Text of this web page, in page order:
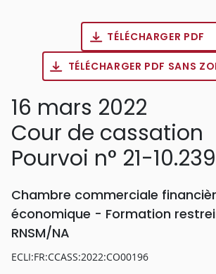
TÉLÉCHARGER PDF
TÉLÉCHARGER PDF SANS
16 mars 2022
Cour de cassation
Pourvoi n° 21-10.239
Chambre commerciale
économique - Formation
RNSM/NA
ECLI:FR:CCASS:2022:CO00196